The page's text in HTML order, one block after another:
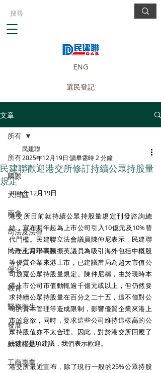
ENG
選民登記
文章
所有
國際
大灣區
兩會
司法及法律
民政及青年事務
保安
教育
醫務衛生
發展
動物權益
工商專業
所有
民建聯歡迎港交所修訂持續公眾持股量
規定
民建聯
2025年12月19日 讀畢需時 2 分鐘
2025年12月19日
港交所日前就持續公眾持股量規定刊發諮詢總
結，宣布明年起為上市公司引入10億元及10%替
代門檻。民建聯立法會議員陳仲尼表示，民建聯
今年七月聯同陳振英議員為吸引海外包括中概股
等優質企業來港上市，已建議當局為超大市值公
司放寬公眾持股量規定。陳仲尼稱，由於現時本
港上市公司市值動輒逾千億元或以上，但仍然要
求持續公眾持股量在百分之二十五，這不僅對公
司的資本管理等造成限制，影響優質企業來港上
市的意欲，同時，要求這些公司維持這樣高的公
眾持股值亦不太合理。因此，對於港交所回應了
民建聯是項建議，我們表示歡迎。
港交所最近宣布，除了現行一般的25%公眾持股